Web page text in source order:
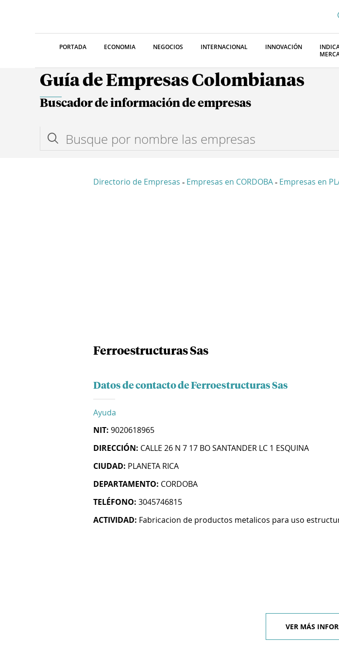
PORTADA ECONOMIA NEGOCIOS INTERNACIONAL INNOVACIÓN
Guía de Empresas Colombianas
Buscador de información de empresas
Directorio de Empresas - Empresas en CORDOBA - Empresas en
Ferroestructuras Sas
Datos de contacto de Ferroestructuras Sas
Ayuda
NIT: 9020618965
DIRECCIÓN: CALLE 26 N 7 17 BO SANTANDER LC 1 ESQUINA
CIUDAD: PLANETA RICA
DEPARTAMENTO: CORDOBA
TELÉFONO: 3045746815
ACTIVIDAD: Fabricacion de productos metalicos para uso
VER MÁS